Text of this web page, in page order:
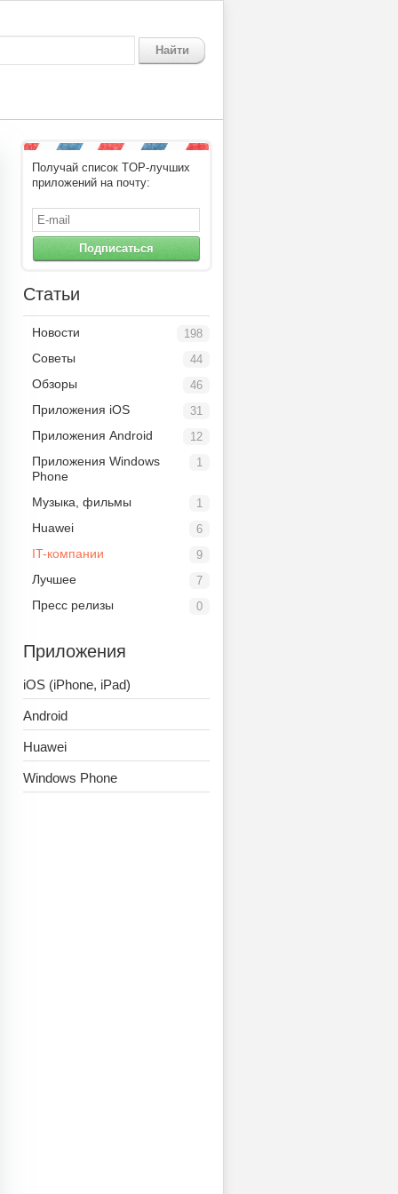
Найти
Получай список TOP-лучших
приложений на почту:
Подписаться
Статьи
198
Новости
44
Советы
46
Обзоры
31
Приложения iOS
12
Приложения Android
1
Приложения Windows
Phone
1
Музыка, фильмы
6
Huawei
9
IT-компании
7
Лучшее
0
Пресс релизы
Приложения
iOS (iPhone, iPad)
Android
Huawei
Windows Phone